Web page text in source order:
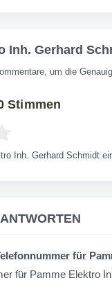
Inh. Gerhard
um die
Stimmen
Inh. Gerhard Schmidt
ANTWORTEN
für
für Pamme Elektro